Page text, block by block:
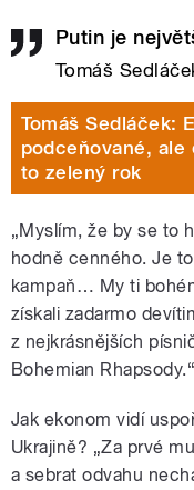
Putin je
Tomáš
Tomáš Sedláček:
podceňované,
to zelený rok
„Myslím, že by se to
hodně cenného. Je
kampaň… My ti
získali zadarmo
z nejkrásnějších
Bohemian Rhapsody.“
Jak ekonom vidí
Ukrajině? „Za prvé
a sebrat odvahu